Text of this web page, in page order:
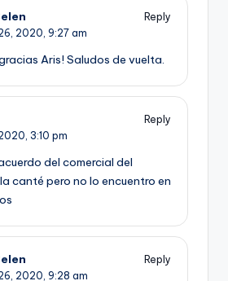
Reply
2020, 9:27 am
Aris! Saludos de vuelta.
Reply
3:10 pm
del comercial del
canté pero no lo encuentro en
Reply
2020, 9:28 am